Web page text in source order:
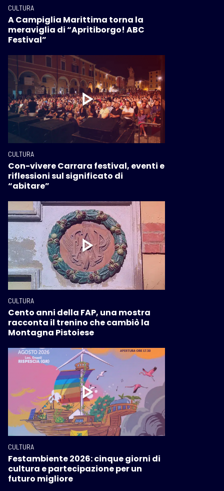
CULTURA
A Campiglia Marittima torna la
meraviglia di “Apritiborgo! ABC
Festival”
CULTURA
Con-vivere Carrara festival, eventi e
riflessioni sul significato di
“abitare”
CULTURA
Cento anni della FAP, una mostra
racconta il trenino che cambiò la
Montagna Pistoiese
CULTURA
Festambiente 2026: cinque giorni di
cultura e partecipazione per un
futuro migliore